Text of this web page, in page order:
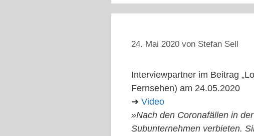
24. Mai 2020 von Stefan Sell
Interviewpartner im Beitrag
Fernsehen) am 24.05.2020
➔ Video
»Nach den Coronafällen in
Subunternehmen verbieten.